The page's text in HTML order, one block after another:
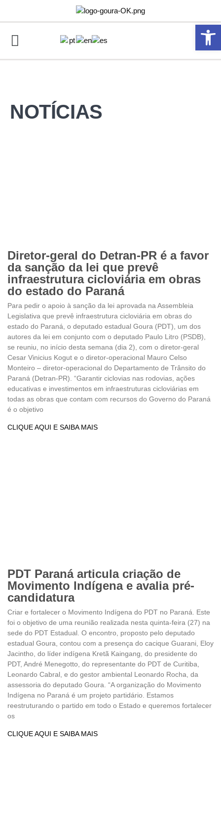
Abrir
NOTÍCIAS
Diretor-geral do Detran-PR é a favor
da sanção da lei que prevê
infraestrutura cicloviária em obras
do estado do Paraná
Para pedir o apoio à sanção da lei aprovada na Assembleia
Legislativa que prevê infraestrutura cicloviária em obras do
estado do Paraná, o deputado estadual Goura (PDT), um dos
autores da lei em conjunto com o deputado Paulo Litro (PSDB),
se reuniu, no início desta semana (dia 2), com o diretor-geral
Cesar Vinicius Kogut e o diretor-operacional Mauro Celso
Monteiro – diretor-operacional do Departamento de Trânsito do
Paraná (Detran-PR). “Garantir ciclovias nas rodovias, ações
educativas e investimentos em infraestruturas cicloviárias em
todas as obras que contam com recursos do Governo do Paraná
é o objetivo
CLIQUE AQUI E SAIBA MAIS
PDT Paraná articula criação de
Movimento Indígena e avalia pré-
candidatura
Criar e fortalecer o Movimento Indígena do PDT no Paraná. Este
foi o objetivo de uma reunião realizada nesta quinta-feira (27) na
sede do PDT Estadual. O encontro, proposto pelo deputado
estadual Goura, contou com a presença do cacique Guarani, Eloy
Jacintho, do líder indígena Kretã Kaingang, do presidente do
PDT, André Menegotto, do representante do PDT de Curitiba,
Leonardo Cabral, e do gestor ambiental Leonardo Rocha, da
assessoria do deputado Goura. “A organização do Movimento
Indígena no Paraná é um projeto partidário. Estamos
reestruturando o partido em todo o Estado e queremos fortalecer
os
CLIQUE AQUI E SAIBA MAIS